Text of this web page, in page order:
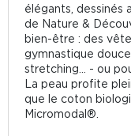
élégants, dessinés
de Nature &
bien-être : des
gymnastique douce
stretching… - ou
La peau profite
que le coton
Micromodal®.